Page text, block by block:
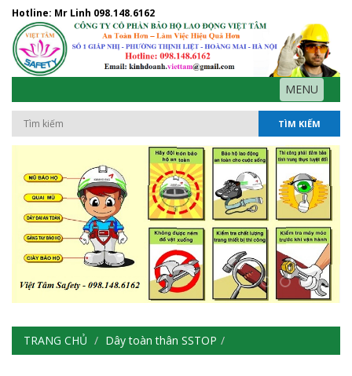
Hotline: Mr Linh 098.148.6162
MENU
TÌM KIẾM
TRANG CHỦ Dây toàn thân SSTOP